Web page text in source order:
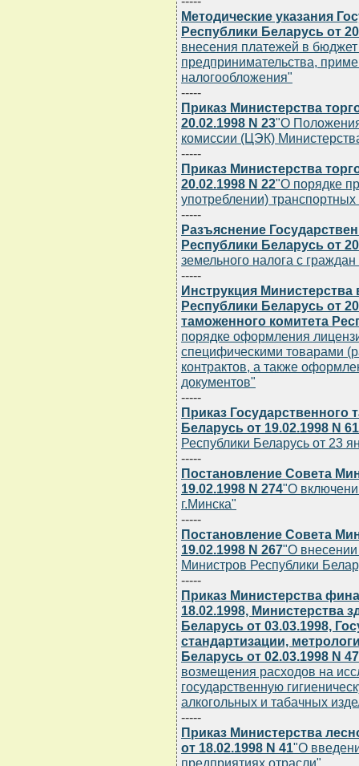
Методические указания
Республики Беларусь от
внесения платежей в
предпринимательства,
налогообложения"
-----
Приказ Министерства
20.02.1998 N 23"О
комиссии (ЦЭК)
-----
Приказ Министерства
20.02.1998 N 22"О порядке
употреблении)
-----
Разъяснение
Республики Беларусь от
земельного налога с
-----
Инструкция
Республики Беларусь от
таможенного комитета
порядке оформления
специфическими товарами
контрактов, а также
документов"
-----
Приказ Государственного
Беларусь от 19.02.1998 N
Республики Беларусь от 23
-----
Постановление Совета
19.02.1998 N 274"О
г.Минска"
-----
Постановление Совета
19.02.1998 N 267"О
Министров Республики
-----
Приказ Министерства
18.02.1998, Министерства
Беларусь от 03.03.1998,
стандартизации,
Беларусь от 02.03.1998 N
возмещения расходов на
государственную
алкогольных и табачных
-----
Приказ Министерства
от 18.02.1998 N 41"О
предприятиях отрасли"